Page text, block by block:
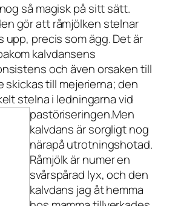
så magisk på sitt sätt.
gör att råmjölken stelnar
upp, precis som ägg. Det är
kalvdansens
och även orsaken till
skickas till mejerierna; den
stelna i ledningarna vid
pastöriseringen.Men
kalvdans är sorgligt nog
närapå utrotningshotad.
Råmjölk är numer en
svårspårad lyx, och den
kalvdans jag åt hemma